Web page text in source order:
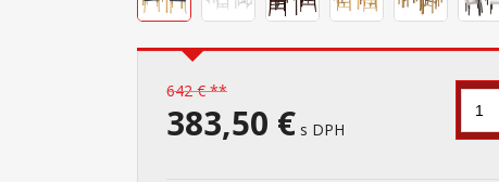
642 € **
383,50 € s DPH